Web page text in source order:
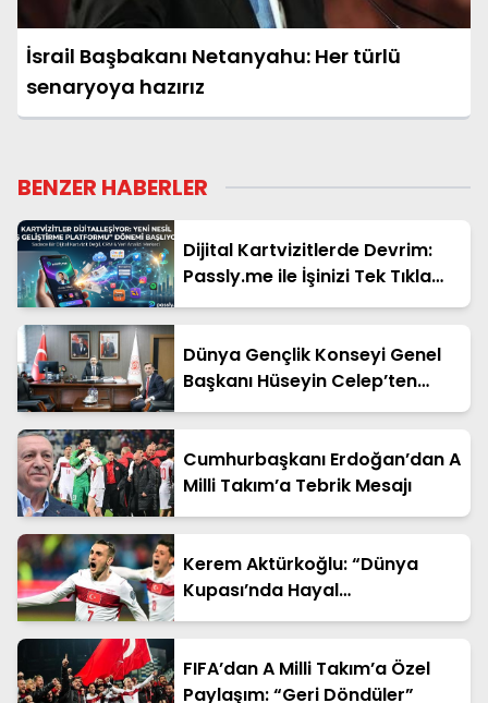
İsrail Başbakanı Netanyahu: Her türlü
senaryoya hazırız
BENZER HABERLER
Dijital Kartvizitlerde Devrim:
Passly.me ile İşinizi Tek Tıkla
Büyütün
Dünya Gençlik Konseyi Genel
Başkanı Hüseyin Celep’ten
Bakan Yardımcısı Ahmet
Cumhurbaşkanı Erdoğan’dan A
Milli Takım’a Tebrik Mesajı
Kerem Aktürkoğlu: “Dünya
Kupası’nda Hayal
Kurduracağız”
FIFA’dan A Milli Takım’a Özel
Paylaşım: “Geri Döndüler”